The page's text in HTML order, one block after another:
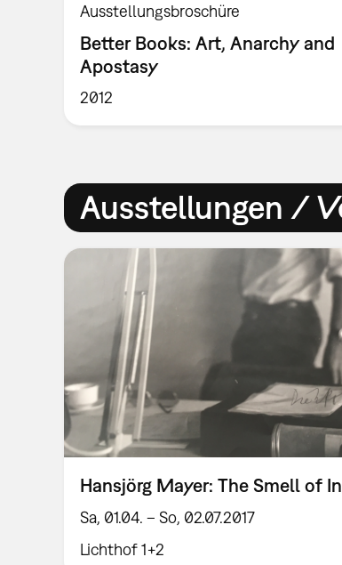
Ausstellungsbroschüre
Better Books: Art, Anarchy and
Apostasy
2012
Ausstellungen /
Hansjörg Mayer: The Smell of
Sa, 01.04. – So, 02.07.2017
Lichthof 1+2